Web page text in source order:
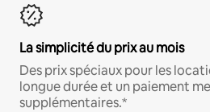
La simplicité du prix au mois
Des prix spéciaux pour les
longue durée et un paiement
supplémentaires.*